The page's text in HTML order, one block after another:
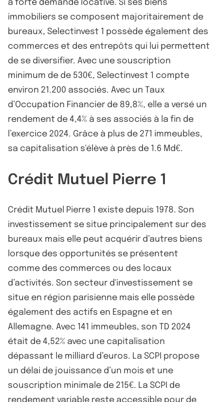
à forte demande locative. Si ses biens
immobiliers se composent majoritairement de
bureaux, Selectinvest 1 possède également des
commerces et des entrepôts qui lui permettent
de se diversifier. Avec une souscription
minimum de de 530€, Selectinvest 1 compte
environ 21.200 associés. Avec un Taux
d’Occupation Financier de 89,8%, elle a versé un
rendement de 4,4% à ses associés à la fin de
l’exercice 2024. Grâce à plus de 271 immeubles,
sa capitalisation s'élève à près de 1.6 Md€.
Crédit Mutuel Pierre 1
Crédit Mutuel Pierre 1 existe depuis 1978. Son
investissement se situe principalement sur des
bureaux mais elle peut acquérir d’autres biens
lorsque des opportunités se présentent
comme des commerces ou des locaux
d’activités. Son secteur d'investissement se
situe en région parisienne mais elle possède
également des actifs en Espagne et en
Allemagne. Avec 141 immeubles, son TD 2024
était de 4,52% avec une capitalisation
dépassant le milliard d’euros. La SCPI propose
un délai de jouissance d’un mois et une
souscription minimale de 215€. La SCPI de
rendement variable reste accessible pour de